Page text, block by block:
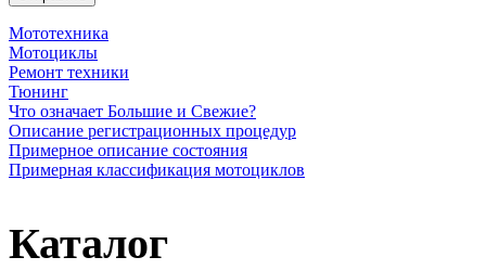
Мототехника
Мотоциклы
Ремонт техники
Тюнинг
Что означает Большие и Свежие?
Описание регистрационных процедур
Примерное описание состояния
Примерная классификация мотоциклов
Каталог